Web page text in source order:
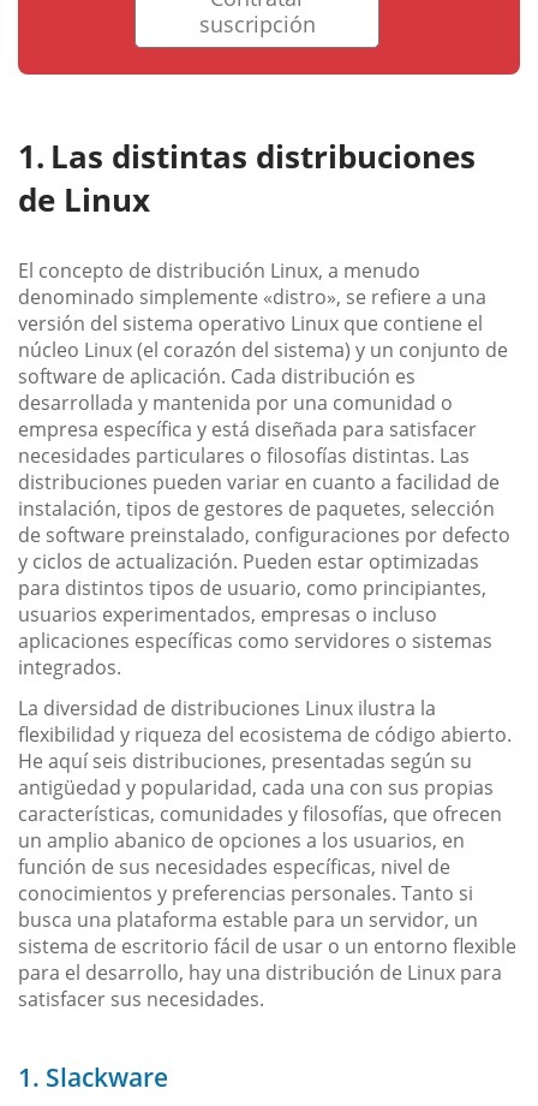
suscripción
Las distintas distribuciones
de Linux
El concepto de distribución Linux, a menudo
denominado simplemente «distro», se refiere a una
versión del sistema operativo Linux que contiene el
núcleo Linux (el corazón del sistema) y un conjunto de
software de aplicación. Cada distribución es
desarrollada y mantenida por una comunidad o
empresa específica y está diseñada para satisfacer
necesidades particulares o filosofías distintas. Las
distribuciones pueden variar en cuanto a facilidad de
instalación, tipos de gestores de paquetes, selección
de software preinstalado, configuraciones por defecto
y ciclos de actualización. Pueden estar optimizadas
para distintos tipos de usuario, como principiantes,
usuarios experimentados, empresas o incluso
aplicaciones específicas como servidores o sistemas
integrados.
La diversidad de distribuciones Linux ilustra la
flexibilidad y riqueza del ecosistema de código abierto.
He aquí seis distribuciones, presentadas según su
antigüedad y popularidad, cada una con sus propias
características, comunidades y filosofías, que ofrecen
un amplio abanico de opciones a los usuarios, en
función de sus necesidades específicas, nivel de
conocimientos y preferencias personales. Tanto si
busca una plataforma estable para un servidor, un
sistema de escritorio fácil de usar o un entorno flexible
para el desarrollo, hay una distribución de Linux para
satisfacer sus necesidades.
1. Slackware